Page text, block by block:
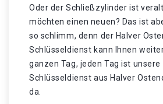
Oder der Schließzylinder ist
möchten einen neuen? Das ist
so schlimm, denn der Halver
Schlüsseldienst kann Ihnen
ganzen Tag, jeden Tag ist unsere
Schlüsseldienst aus Halver
da.